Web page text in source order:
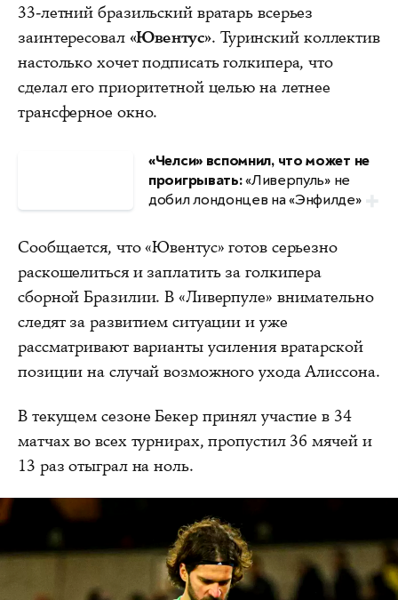
33-летний бразильский вратарь всерьез
заинтересовал «Ювентус». Туринский коллектив
настолько хочет подписать голкипера, что
сделал его приоритетной целью на летнее
трансферное окно.
«Челси» вспомнил, что может не
проигрывать:«Ливерпуль» не
добил лондонцев на «Энфилде»
Сообщается, что «Ювентус» готов серьезно
раскошелиться и заплатить за голкипера
сборной Бразилии. В «Ливерпуле» внимательно
следят за развитием ситуации и уже
рассматривают варианты усиления вратарской
позиции на случай возможного ухода Алиссона.
В текущем сезоне Бекер принял участие в 34
матчах во всех турнирах, пропустил 36 мячей и
13 раз отыграл на ноль.